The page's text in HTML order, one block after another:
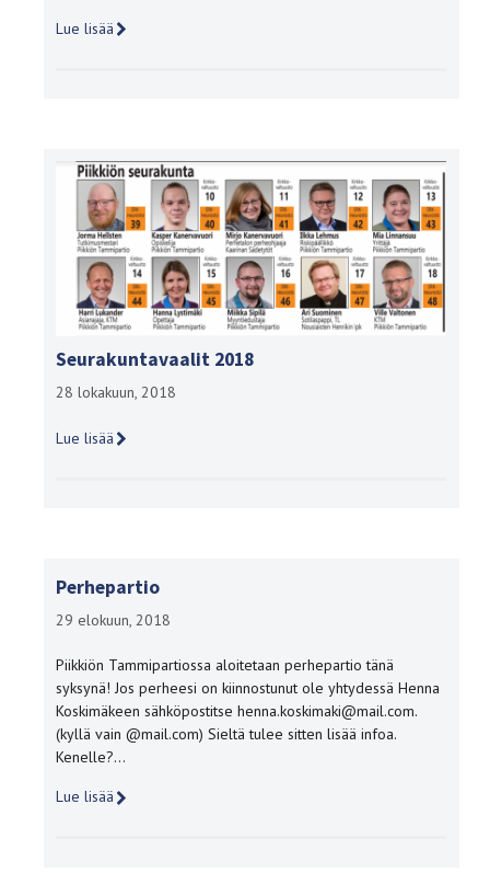
Lue lisää
Seurakuntavaalit 2018
28 lokakuun, 2018
Lue lisää
Perhepartio
29 elokuun, 2018
Piikkiön Tammipartiossa aloitetaan perhepartio tänä
syksynä! Jos perheesi on kiinnostunut ole yhtydessä Henna
Koskimäkeen sähköpostitse henna.koskimaki@mail.com.
(kyllä vain @mail.com) Sieltä tulee sitten lisää infoa.
Kenelle?…
Lue lisää